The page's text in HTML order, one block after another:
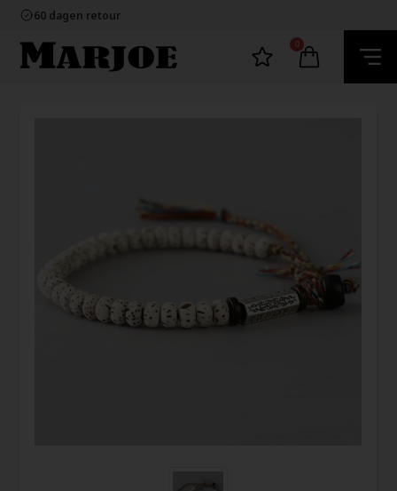
60 dagen retour
Ecommerce Europe
100% nikkelvrij sieraden
60 dagen retour
0